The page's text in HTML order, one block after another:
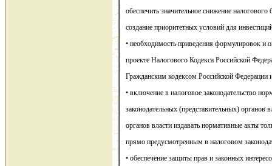
обеспечить значительное снижение
создание приоритетных условий для
• необходимость приведения формулировок и
проекте Налогового Кодекса Российской
Гражданским кодексом Российской Федерации
• включение в налоговое законодательство
законодательных (представительных) органов
органов власти издавать нормативные акты
прямо предусмотренным в налоговом
• обеспечение защиты прав и законных